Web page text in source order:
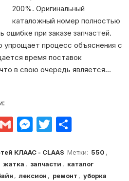
200%. Оригинальный
каталожный номер полностью
ошибке при заказе запчастей.
упрощает процесс объяснения с
время поставок
в свою очередь является…
G
ai
l
M
s
s
T
it
te
п
р
КЛААС - CLAAS Метки: 550 ,
жатка , запчасти , каталог
, лексион , ремонт , уборка